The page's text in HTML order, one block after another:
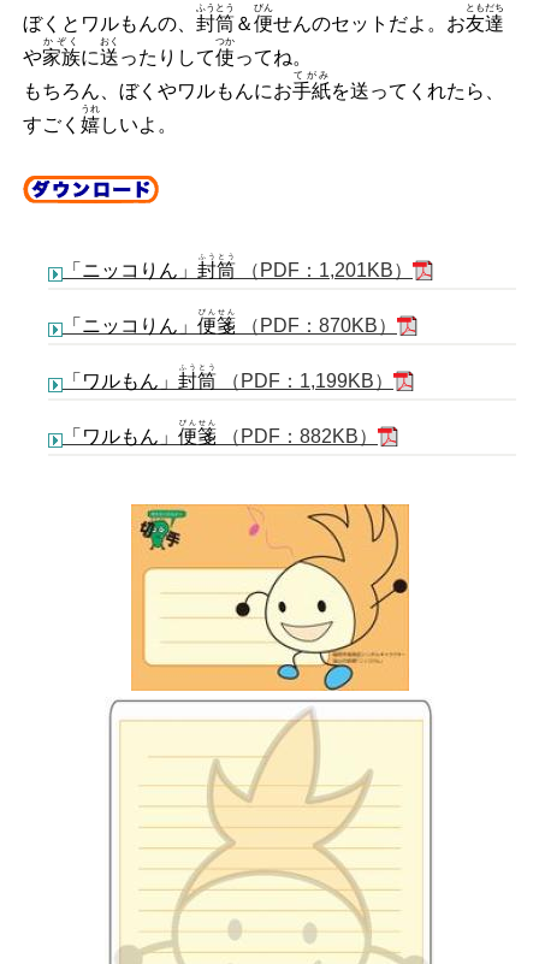
ぼくとワルもんの、 封筒
ふうとう
＆便
びん
せんのセットだよ。お友達
ともだち
や家族
かぞく
に送
おく
ったりして使
つか
ってね。
もちろん、ぼくやワルもんにお手紙
てがみ
を送ってくれたら、
すごく 嬉
うれ
しいよ。
「ニッコりん」 封筒
ふうとう
（PDF：1,201KB）
「ニッコりん」 便箋
びんせん
（PDF：870KB）
「ワルもん」 封筒
ふうとう
（PDF：1,199KB）
「ワルもん」 便箋
びんせん
（PDF：882KB）